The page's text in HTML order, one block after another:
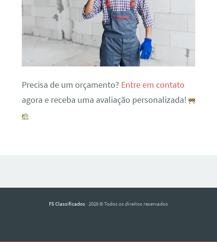
Precisa de um orçamento? Entre em contato
agora e receba uma avaliação personalizada!
FS Classificados · 2026 © Todos os direitos reservados